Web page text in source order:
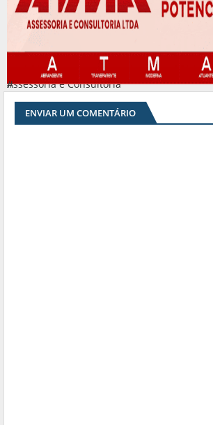
Assessoria e Consultoria
#
ENVIAR UM COMENTÁRIO